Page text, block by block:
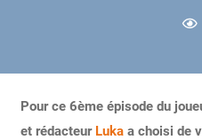
Pour ce 6ème épisode du
et rédacteur Lukaa choisi de